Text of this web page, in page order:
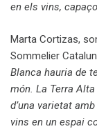
en els vins,
Marta Cortizas,
Sommelier
Blanca hauria de
món. La Terra
d’una varietat
vins en un espai